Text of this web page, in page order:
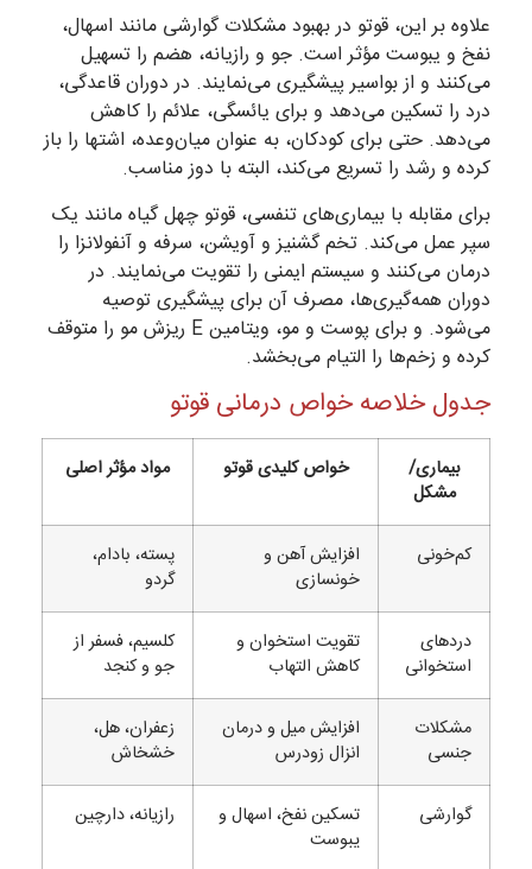
علاوه بر این، قوتو در بهبود مشکلات گوارشی مانند اسهال،
نفخ و یبوست مؤثر است. جو و رازیانه، هضم را تسهیل
می‌کنند و از بواسیر پیشگیری می‌نمایند. در دوران قاعدگی،
درد را تسکین می‌دهد و برای یائسگی، علائم را کاهش
می‌دهد. حتی برای کودکان، به عنوان میان‌وعده، اشتها را باز
کرده و رشد را تسریع می‌کند، البته با دوز مناسب.
برای مقابله با بیماری‌های تنفسی، قوتو چهل گیاه مانند یک
سپر عمل می‌کند. تخم گشنیز و آویشن، سرفه و آنفولانزا را
درمان می‌کنند و سیستم ایمنی را تقویت می‌نمایند. در
دوران همه‌گیری‌ها، مصرف آن برای پیشگیری توصیه
می‌شود. و برای پوست و مو، ویتامین E ریزش مو را متوقف
کرده و زخم‌ها را التیام می‌بخشد.
جدول خلاصه خواص درمانی قوتو
بیماری/
مشکل
خواص کلیدی قوتو مواد مؤثر اصلی
کم‌خونی
افزایش آهن و
خونسازی
پسته، بادام،
گردو
دردهای
استخوانی
تقویت استخوان و
کاهش التهاب
کلسیم، فسفر از
جو و کنجد
مشکلات
جنسی
افزایش میل و درمان
انزال زودرس
زعفران، هل،
خشخاش
گوارشی
تسکین نفخ، اسهال و
یبوست
رازیانه، دارچین